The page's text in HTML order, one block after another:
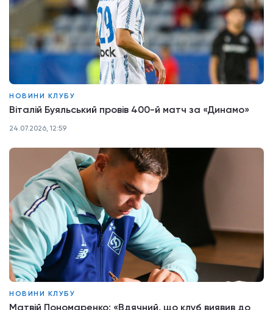
НОВИНИ КЛУБУ
Віталій Буяльський провів 400-й матч за «Динамо»
24.07.2026, 12:59
НОВИНИ КЛУБУ
Матвій Пономаренко: «Вдячний, що клуб виявив до